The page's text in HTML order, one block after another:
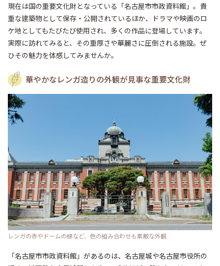
現在は国の重要文化財となっている「名古屋市市政資料館」。貴
重な建築物として保存・公開されているほか、ドラマや映画のロ
ケ地としてもたびたび使用され、多くの作品に登場しています。
実際に訪れてみると、その重厚さや華麗さに圧倒される施設。ぜ
ひその魅力を体感してみませんか。
華やかなレンガ造りの外観が見事な重要文化財
レンガの赤やドームの緑など、色の組み合わせも素敵な外観
「名古屋市市政資料館」があるのは、名古屋城や名古屋市役所の